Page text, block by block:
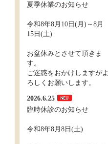
夏季休業のお知らせ
令和8年8月10日(月)～8月
15日(土)
お盆休みとさせて頂きま
す。
ご迷惑をおかけしますがよ
ろしくお願いします。
2026.6.25
臨時休診のお知らせ
令和8年8月8日(土)